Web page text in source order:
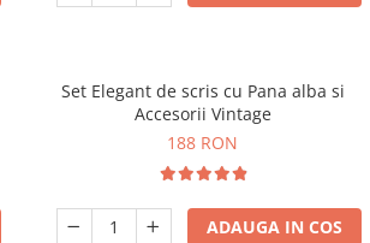
Set Elegant de scris cu Pana alba si
Accesorii Vintage
188 RON
ADAUGA IN COS